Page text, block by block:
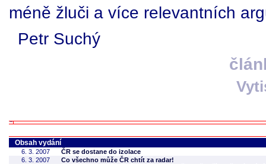
méně žluči a více relevantních
Petr Suchý
Obsah vydání
6. 3. 2007
ČR se dostane do izolace
6. 3. 2007
Co všechno může ČR chtít za radar!